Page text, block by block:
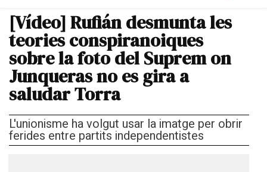
[Vídeo] Rufián desmunta les
teories conspiranoiques
sobre la foto del Suprem on
Junqueras no es gira a
saludar Torra
L'unionisme ha volgut usar la imatge per obrir
ferides entre partits independentistes